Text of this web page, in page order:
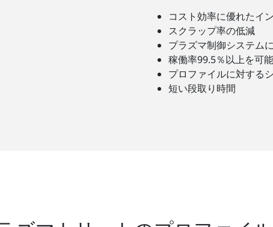
コスト効率に優れたイ
スクラップ率の低減
プラズマ制御システム
稼働率99.5％以上を可
プロファイルに対する
短い段取り時間